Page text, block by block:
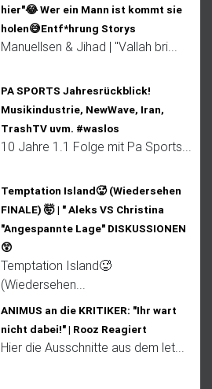
hier"😂 Wer ein Mann ist kommt sie
holen😅Entf*hrung Storys
Manuellsen & Jihad | "Vallah bri...
PA SPORTS Jahresrückblick!
Musikindustrie, NewWave, Iran,
TrashTV uvm. #waslos
10 Jahre 1.1 Folge mit Pa Sports...
Temptation Island🥵 (Wiedersehen
FINALE) 🤯 | " Aleks VS Christina
"Angespannte Lage" DISKUSSIONEN
😲
Temptation Island🥵
(Wiedersehen...
ANIMUS an die KRITIKER: "Ihr wart
nicht dabei!" | Rooz Reagiert
Hier die Ausschnitte aus dem let...